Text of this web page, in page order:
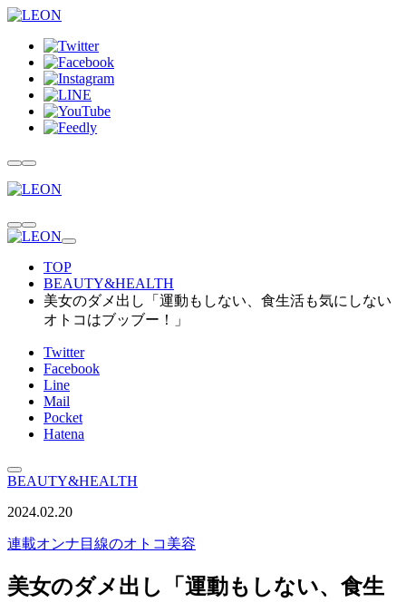
TOP
BEAUTY&HEALTH
美女のダメ出し「運動もしない、食生活も気にしない
オトコはブッブー！」
Twitter
Facebook
Line
Mail
Pocket
Hatena
BEAUTY&HEALTH
2024.02.20
連載オンナ目線のオトコ美容
美女のダメ出し「運動もしない、食生